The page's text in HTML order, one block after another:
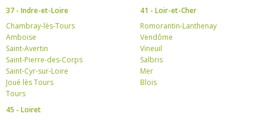
37 - Indre-et-Loire
Chambray-lès-Tours
Amboise
Saint-Avertin
Saint-Pierre-des-Corps
Saint-Cyr-sur-Loire
Joué lès Tours
Tours
41 - Loir-et-Cher
Romorantin-Lanthenay
Vendôme
Vineuil
Salbris
Mer
Blois
45 - Loiret